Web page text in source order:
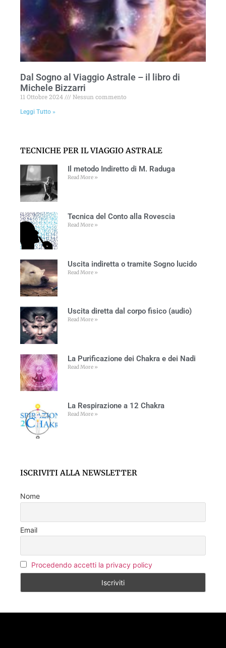
Dal Sogno al Viaggio Astrale – il libro di
Michele Bizzarri
11 Ottobre 2024 Nessun commento
Leggi Tutto »
TECNICHE PER IL VIAGGIO ASTRALE
Il metodo Indiretto di M. Raduga
Read More »
Tecnica del Conto alla Rovescia
Read More »
Uscita indiretta o tramite Sogno lucido
Read More »
Uscita diretta dal corpo fisico (audio)
Read More »
La Purificazione dei Chakra e dei Nadi
Read More »
La Respirazione a 12 Chakra
Read More »
ISCRIVITI ALLA NEWSLETTER
Nome
Email
Procedendo accetti la privacy policy